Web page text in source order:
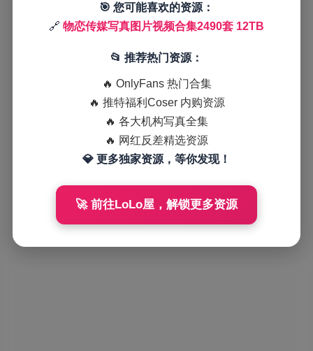
🎯 您可能喜欢的资源：
🔗 物恋传媒写真图片视频合集2490套 12TB
📂 推荐热门资源：
🔥 OnlyFans 热门合集
🔥 推特福利Coser 内购资源
🔥 各大机构写真全集
🔥 网红反差精选资源
💎 更多独家资源，等你发现！
🚀 前往LoLo屋，解锁更多资源